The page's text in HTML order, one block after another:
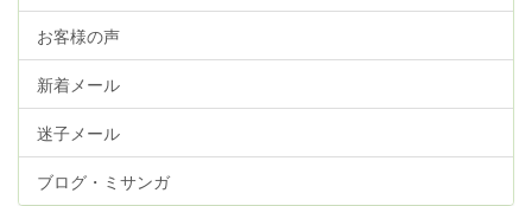
お客様の声
新着メール
迷子メール
ブログ・ミサンガ